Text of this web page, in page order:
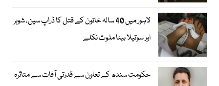
لاہور میں 40 سالہ خاتون کے قتل کا ڈراپ سین، شوہر
اور سوتیلا بیٹا ملوث نکلے
حکومت سندھ کے تعاون سے قدرتی آفات سے متاثرہ